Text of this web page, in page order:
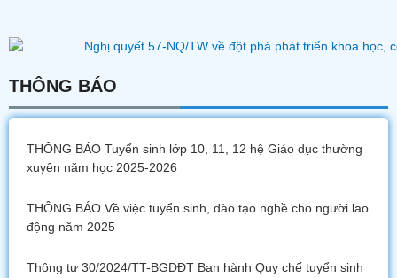
THÔNG BÁO
THÔNG BÁO Tuyển sinh lớp 10, 11, 12 hệ Giáo dục thường
xuyên năm học 2025-2026
THÔNG BÁO Về việc tuyển sinh, đào tạo nghề cho người lao
động năm 2025
Thông tư 30/2024/TT-BGDĐT Ban hành Quy chế tuyển sinh